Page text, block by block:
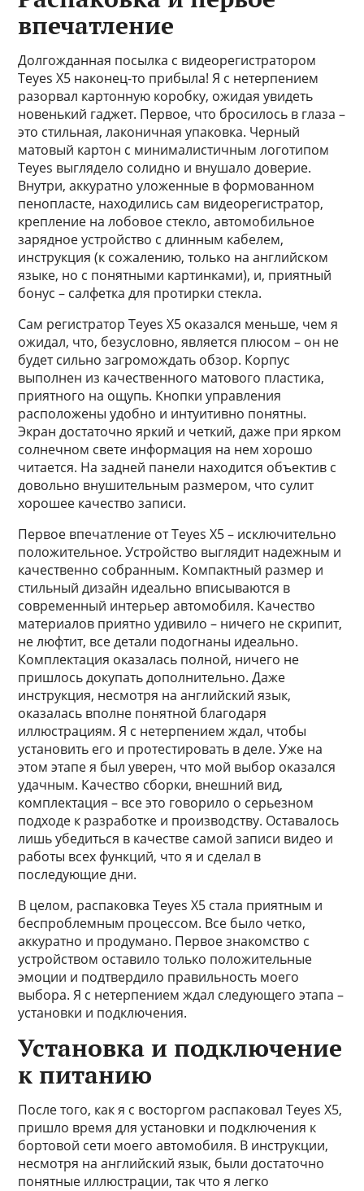
впечатление
Долгожданная посылка с видеорегистратором
Teyes X5 наконец-то прибыла! Я с нетерпением
разорвал картонную коробку, ожидая увидеть
новенький гаджет. Первое, что бросилось в глаза –
это стильная, лаконичная упаковка. Черный
матовый картон с минималистичным логотипом
Teyes выглядело солидно и внушало доверие.
Внутри, аккуратно уложенные в формованном
пенопласте, находились сам видеорегистратор,
крепление на лобовое стекло, автомобильное
зарядное устройство с длинным кабелем,
инструкция (к сожалению, только на английском
языке, но с понятными картинками), и, приятный
бонус – салфетка для протирки стекла.
Сам регистратор Teyes X5 оказался меньше, чем я
ожидал, что, безусловно, является плюсом – он не
будет сильно загромождать обзор. Корпус
выполнен из качественного матового пластика,
приятного на ощупь. Кнопки управления
расположены удобно и интуитивно понятны.
Экран достаточно яркий и четкий, даже при ярком
солнечном свете информация на нем хорошо
читается. На задней панели находится объектив с
довольно внушительным размером, что сулит
хорошее качество записи.
Первое впечатление от Teyes X5 – исключительно
положительное. Устройство выглядит надежным и
качественно собранным. Компактный размер и
стильный дизайн идеально вписываются в
современный интерьер автомобиля. Качество
материалов приятно удивило – ничего не скрипит,
не люфтит, все детали подогнаны идеально.
Комплектация оказалась полной, ничего не
пришлось докупать дополнительно. Даже
инструкция, несмотря на английский язык,
оказалась вполне понятной благодаря
иллюстрациям. Я с нетерпением ждал, чтобы
установить его и протестировать в деле. Уже на
этом этапе я был уверен, что мой выбор оказался
удачным. Качество сборки, внешний вид,
комплектация – все это говорило о серьезном
подходе к разработке и производству. Оставалось
лишь убедиться в качестве самой записи видео и
работы всех функций, что я и сделал в
последующие дни.
В целом, распаковка Teyes X5 стала приятным и
беспроблемным процессом. Все было четко,
аккуратно и продумано. Первое знакомство с
устройством оставило только положительные
эмоции и подтвердило правильность моего
выбора. Я с нетерпением ждал следующего этапа –
установки и подключения.
Установка и подключение
к питанию
После того, как я с восторгом распаковал Teyes X5,
пришло время для установки и подключения к
бортовой сети моего автомобиля. В инструкции,
несмотря на английский язык, были достаточно
понятные иллюстрации, так что я легко